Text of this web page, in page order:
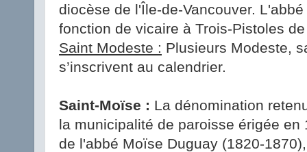
diocèse de l'Île-de-Vancouver.
fonction de vicaire à Trois-Pistoles
Saint Modeste : Plusieurs Modeste,
s’inscrivent au calendrier.
Saint-Moïse : La dénomination
la municipalité de paroisse érigée
de l'abbé Moïse Duguay (1820-